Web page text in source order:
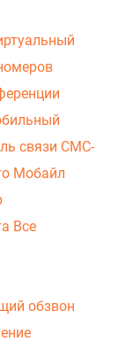
связи СМС-
Мобайл
Все
обзвон